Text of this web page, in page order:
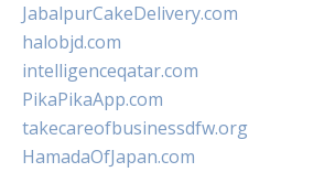
JabalpurCakeDelivery.com
halobjd.com
intelligenceqatar.com
PikaPikaApp.com
takecareofbusinessdfw.org
HamadaOfJapan.com